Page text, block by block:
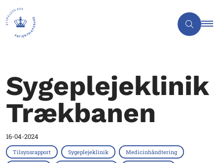
Sygeplejeklinik
Trækbanen
16-04-2024
Tilsynsrapport Sygeplejeklinik Medicinhåndtering